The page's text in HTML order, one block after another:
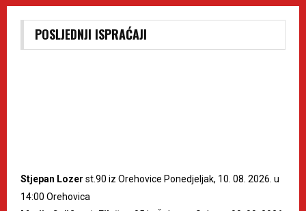
POSLJEDNJI ISPRAĆAJI
Stjepan Lozer st.90 iz Orehovice Ponedjeljak, 10. 08. 2026. u
14:00 Orehovica